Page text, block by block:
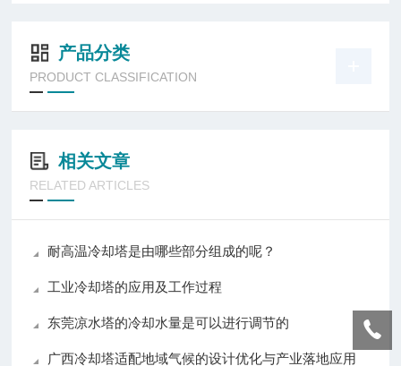
产品分类
PRODUCT CLASSIFICATION
相关文章
RELATED ARTICLES
耐高温冷却塔是由哪些部分组成的呢？
工业冷却塔的应用及工作过程
东莞凉水塔的冷却水量是可以进行调节的
广西冷却塔适配地域气候的设计优化与产业落地应用